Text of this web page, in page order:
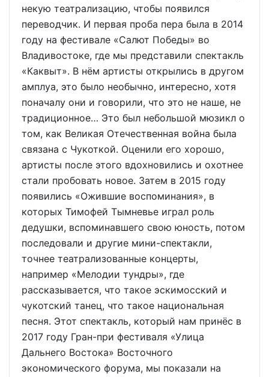
некую театрализацию, чтобы появился
переводчик. И первая проба пера была в 2014
году на фестивале «Салют Победы» во
Владивостоке, где мы представили спектакль
«Каквыт». В нём артисты открылись в другом
амплуа, это было необычно, интересно, хотя
поначалу они и говорили, что это не наше, не
традиционное… Это был небольшой мюзикл о
том, как Великая Отечественная война была
связана с Чукоткой. Оценили его хорошо,
артисты после этого вдохновились и охотнее
стали пробовать новое. Затем в 2015 году
появились «Ожившие воспоминания», в
которых Тимофей Тымневье играл роль
дедушки, вспоминавшего свою юность, потом
последовали и другие мини-спектакли,
точнее театрализованные концерты,
например «Мелодии тундры», где
рассказывается, что такое эскимосский и
чукотский танец, что такое национальная
песня. Этот спектакль, который нам принёс в
2017 году Гран-при фестиваля «Улица
Дальнего Востока» Восточного
экономического форума, мы показали на